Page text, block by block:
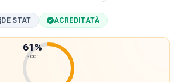
DE STAT ACREDITATĂ
61%
scor